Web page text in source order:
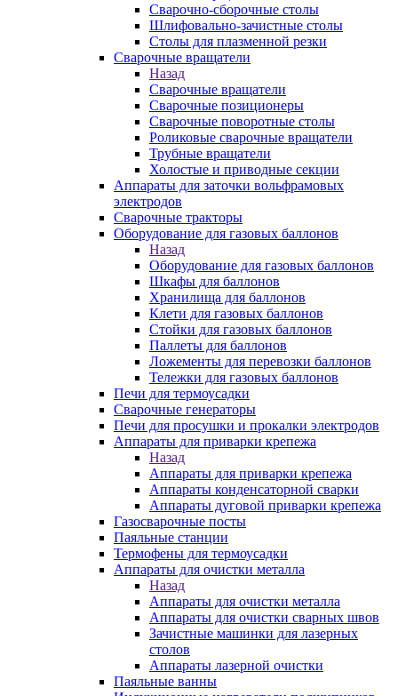
Сварочно-сборочные столы
Шлифовально-зачистные столы
Столы для плазменной резки
Сварочные вращатели
Назад
Сварочные вращатели
Сварочные позиционеры
Сварочные поворотные столы
Роликовые сварочные вращатели
Трубные вращатели
Холостые и приводные секции
Аппараты для заточки вольфрамовых
электродов
Сварочные тракторы
Оборудование для газовых баллонов
Назад
Оборудование для газовых баллонов
Шкафы для баллонов
Хранилища для баллонов
Клети для газовых баллонов
Стойки для газовых баллонов
Паллеты для баллонов
Ложементы для перевозки баллонов
Тележки для газовых баллонов
Печи для термоусадки
Сварочные генераторы
Печи для просушки и прокалки электродов
Аппараты для приварки крепежа
Назад
Аппараты для приварки крепежа
Аппараты конденсаторной сварки
Аппараты дуговой приварки крепежа
Газосварочные посты
Паяльные станции
Термофены для термоусадки
Аппараты для очистки металла
Назад
Аппараты для очистки металла
Аппараты для очистки сварных швов
Зачистные машинки для лазерных
столов
Аппараты лазерной очистки
Паяльные ванны